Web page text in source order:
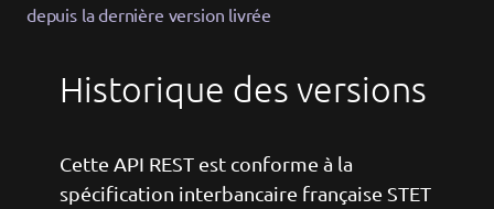
depuis la dernière version livrée
Historique des versions
Cette API REST est conforme à la
spécification interbancaire française STET